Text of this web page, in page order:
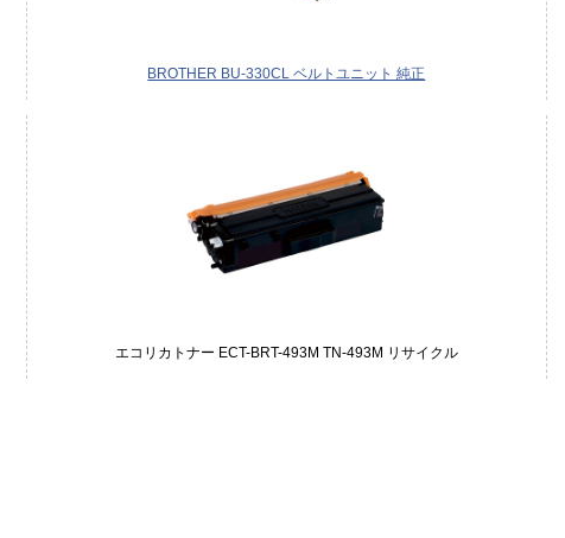
BROTHER BU-330CL ベルトユニット 純正
エコリカトナー ECT-BRT-493M TN-493M リサイクル